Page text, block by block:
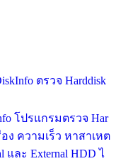
ตรวจ Harddisk
โปรแกรมตรวจ Har
ง ความเร็ว หาสาเหต
และ External HDD ไ